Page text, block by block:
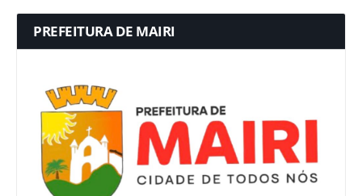
PREFEITURA DE MAIRI